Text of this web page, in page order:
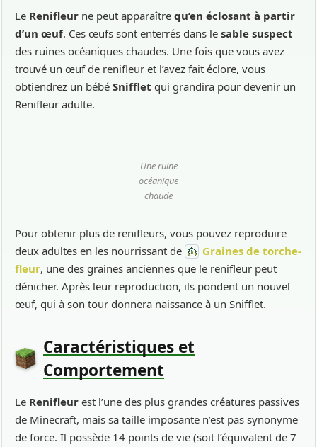
Le Renifleur ne peut apparaître qu’en éclosant à partir
d’un œuf. Ces œufs sont enterrés dans le sable suspect
des ruines océaniques chaudes. Une fois que vous avez
trouvé un œuf de renifleur et l’avez fait éclore, vous
obtiendrez un bébé Snifflet qui grandira pour devenir un
Renifleur adulte.
Une ruine
océanique
chaude
Pour obtenir plus de renifleurs, vous pouvez reproduire
deux adultes en les nourrissant de
Graines de torche-
fleur, une des graines anciennes que le renifleur peut
dénicher. Après leur reproduction, ils pondent un nouvel
œuf, qui à son tour donnera naissance à un Snifflet.
Caractéristiques et
Comportement
Le Renifleur est l’une des plus grandes créatures passives
de Minecraft, mais sa taille imposante n’est pas synonyme
de force. Il possède 14 points de vie (soit l’équivalent de 7